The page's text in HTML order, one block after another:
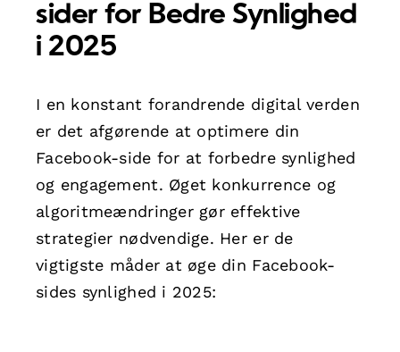
sider for Bedre Synlighed
i 2025
I en konstant forandrende digital verden
er det afgørende at optimere din
Facebook-side for at forbedre synlighed
og engagement. Øget konkurrence og
algoritmeændringer gør effektive
strategier nødvendige. Her er de
vigtigste måder at øge din Facebook-
sides synlighed i 2025: